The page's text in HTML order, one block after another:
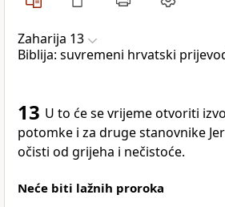
Zaharija 13
Biblija: suvremeni hrvatski
13 U to će se vrijeme otvoriti
potomke i za druge stanovnike
očisti od grijeha i nečistoće.
Neće biti lažnih proroka